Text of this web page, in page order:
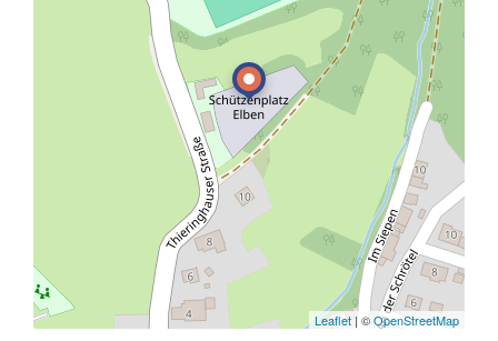
Leaflet | ©OpenStreetMap